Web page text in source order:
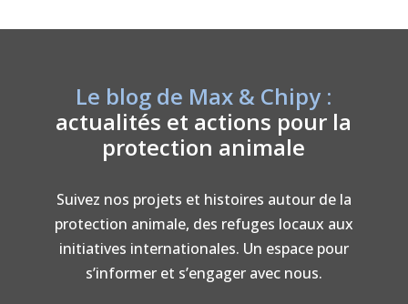
Le blog de Max & Chipy :
actualités et actions pour la
protection animale
Suivez nos projets et histoires autour de la
protection animale, des refuges locaux aux
initiatives internationales. Un espace pour
s’informer et s’engager avec nous.